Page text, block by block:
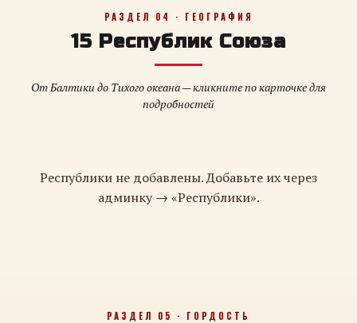
РАЗДЕЛ 04 · ГЕОГРАФИЯ
15 Республик Союза
От Балтики до Тихого океана — кликните по карточке для
подробностей
Республики не добавлены. Добавьте их через
админку → «Республики».
РАЗДЕЛ 05 · ГОРДОСТЬ